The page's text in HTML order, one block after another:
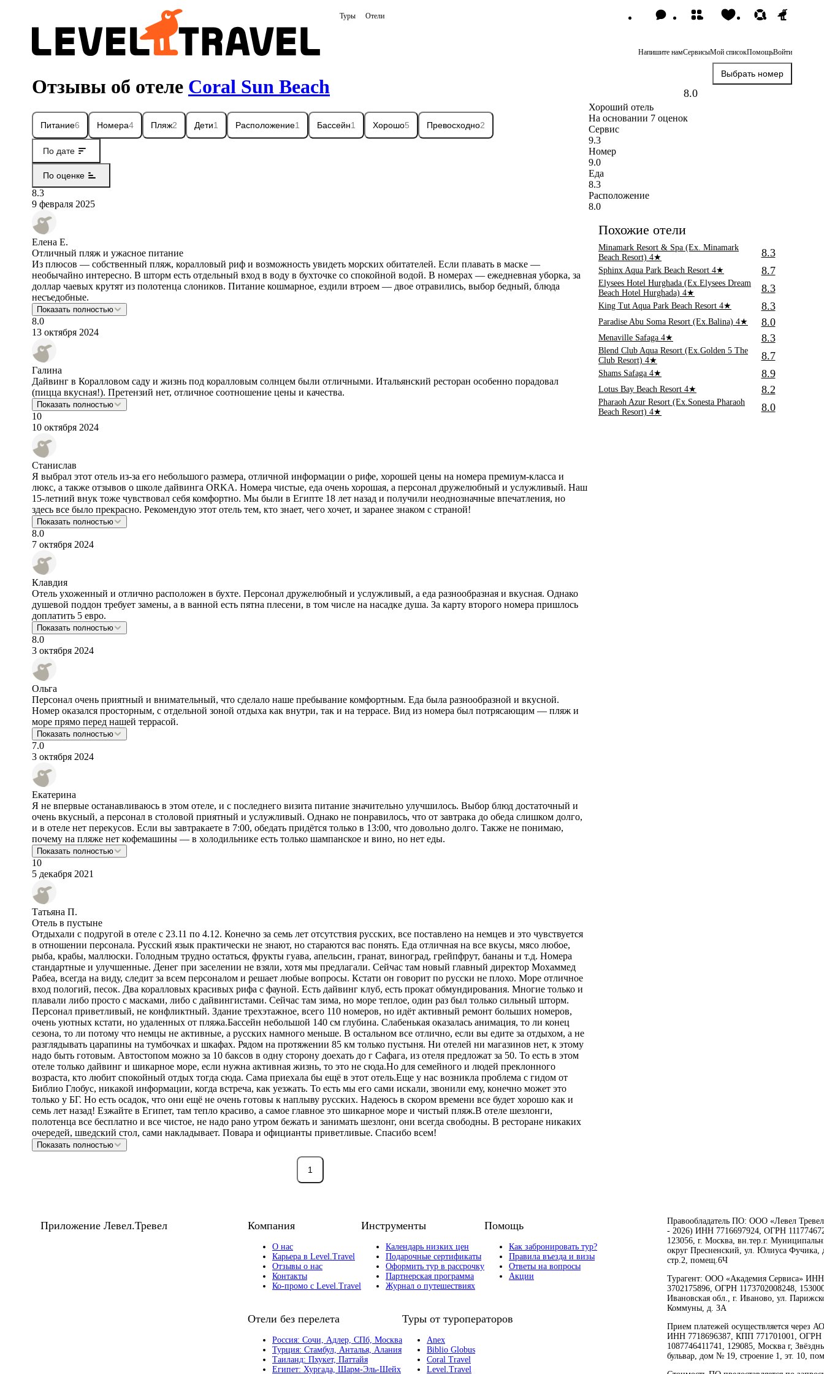
Туры Отели
Напишите намСервисыМой списокПомощьВойти
Отзывы об отеле Coral Sun Beach
Питание6 Номера4 Пляж2 Дети1 Расположение1 Бассейн1 Хорошо5 Превосходно2
По дате
По оценке
8.3
9 февраля 2025
Елена Е.
Отличный пляж и ужасное питание
Из плюсов — собственный пляж, коралловый риф и возможность увидеть морских обитателей. Если плавать в маске —
необычайно интересно. В шторм есть отдельный вход в воду в бухточке со спокойной водой. В номерах — ежедневная уборка, за
доллар чаевых крутят из полотенца слоников. Питание кошмарное, ездили втроем — двое отравились, выбор бедный, блюда
несъедобные.
Показать полностью
8.0
13 октября 2024
Галина
Дайвинг в Коралловом саду и жизнь под коралловым солнцем были отличными. Итальянский ресторан особенно порадовал
(пицца вкусная!). Претензий нет, отличное соотношение цены и качества.
Показать полностью
10
10 октября 2024
Станислав
Я выбрал этот отель из-за его небольшого размера, отличной информации о рифе, хорошей цены на номера премиум-класса и
люкс, а также отзывов о школе дайвинга ORKA. Номера чистые, еда очень хорошая, а персонал дружелюбный и услужливый. Наш
15-летний внук тоже чувствовал себя комфортно. Мы были в Египте 18 лет назад и получили неоднозначные впечатления, но
здесь все было прекрасно. Рекомендую этот отель тем, кто знает, чего хочет, и заранее знаком с страной!
Показать полностью
8.0
7 октября 2024
Клавдия
Отель ухоженный и отлично расположен в бухте. Персонал дружелюбный и услужливый, а еда разнообразная и вкусная. Однако
душевой поддон требует замены, а в ванной есть пятна плесени, в том числе на насадке душа. За карту второго номера пришлось
доплатить 5 евро.
Показать полностью
8.0
3 октября 2024
Ольга
Персонал очень приятный и внимательный, что сделало наше пребывание комфортным. Еда была разнообразной и вкусной.
Номер оказался просторным, с отдельной зоной отдыха как внутри, так и на террасе. Вид из номера был потрясающим — пляж и
море прямо перед нашей террасой.
Показать полностью
7.0
3 октября 2024
Екатерина
Я не впервые останавливаюсь в этом отеле, и с последнего визита питание значительно улучшилось. Выбор блюд достаточный и
очень вкусный, а персонал в столовой приятный и услужливый. Однако не понравилось, что от завтрака до обеда слишком долго,
и в отеле нет перекусов. Если вы завтракаете в 7:00, обедать придётся только в 13:00, что довольно долго. Также не понимаю,
почему на пляже нет кофемашины — в холодильнике есть только шампанское и вино, но нет еды.
Показать полностью
10
5 декабря 2021
Татьяна П.
Отель в пустыне
Отдыхали с подругой в отеле с 23.11 по 4.12. Конечно за семь лет отсутствия русских, все поставлено на немцев и это чувствуется
в отношении персонала. Русский язык практически не знают, но стараются вас понять. Еда отличная на все вкусы, мясо любое,
рыба, крабы, маллюски. Голодным трудно остаться, фрукты гуава, апельсин, гранат, виноград, грейпфрут, бананы и т.д. Номера
стандартные и улучшенные. Денег при заселении не взяли, хотя мы предлагали. Сейчас там новый главный директор Мохаммед
Рабеа, всегда на виду, следит за всем персоналом и решает любые вопросы. Кстати он говорит по русски не плохо. Море отличное
вход пологий, песок. Два коралловых красивых рифа с фауной. Есть дайвинг клуб, есть прокат обмундирования. Многие только и
плавали либо просто с масками, либо с дайвингистами. Сейчас там зима, но море теплое, один раз был только сильный шторм.
Персонал приветливый, не конфликтный. Здание трехэтажное, всего 110 номеров, но идёт активный ремонт больших номеров,
очень уютных кстати, но удаленных от пляжа.Бассейн небольшой 140 см глубина. Слабенькая оказалась анимация, то ли конец
сезона, то ли потому что немцы не активные, а русских намного меньше. В остальном все отлично, если вы едите за отдыхом, а не
разглядывать царапины на тумбочках и шкафах. Рядом на протяжении 85 км только пустыня. Ни отелей ни магазинов нет, к этому
надо быть готовым. Автостопом можно за 10 баксов в одну сторону доехать до г Сафага, из отеля предложат за 50. То есть в этом
отеле только дайвинг и шикарное море, если нужна активная жизнь, то это не сюда.Но для семейного и людей преклонного
возраста, кто любит спокойный отдых тогда сюда. Сама приехала бы ещё в этот отель.Еще у нас возникла проблема с гидом от
Библио Глобус, никакой информации, когда встреча, как уезжать. То есть мы его сами искали, звонили ему, конечно может это
только у БГ. Но есть осадок, что они ещё не очень готовы к наплыву русских. Надеюсь в скором времени все будет хорошо как и
семь лет назад! Езжайте в Египет, там тепло красиво, а самое главное это шикарное море и чистый пляж.В отеле шезлонги,
полотенца все бесплатно и все чистое, не надо рано утром бежать и занимать шезлонг, они всегда свободны. В ресторане никаких
очередей, шведский стол, сами накладывает. Повара и официанты приветливые. Спасибо всем!
Показать полностью
1
Выбрать номер
8.0
Хороший отель
На основании 7 оценок
Сервис
9.3
Номер
9.0
Еда
8.3
Расположение
8.0
Похожие отели
Minamark Resort & Spa (Ex. Minamark
Beach Resort) 4★ 8.3
Sphinx Aqua Park Beach Resort 4★ 8.7
Elysees Hotel Hurghada (Ex.Elysees Dream
Beach Hotel Hurghada) 4★ 8.3
King Tut Aqua Park Beach Resort 4★ 8.3
Paradise Abu Soma Resort (Ex.Balina) 4★ 8.0
Menaville Safaga 4★ 8.3
Blend Club Aqua Resort (Ex.Golden 5 The
Club Resort) 4★ 8.7
Shams Safaga 4★ 8.9
Lotus Bay Beach Resort 4★ 8.2
Pharaoh Azur Resort (Ex.Sonesta Pharaoh
Beach Resort) 4★ 8.0
Приложение Левел.Тревел Компания
О нас
Карьера в Level.Travel
Отзывы о нас
Контакты
Ко-промо с Level.Travel
Инструменты
Календарь низких цен
Подарочные сертификаты
Оформить тур в рассрочку
Партнерская программа
Журнал о путешествиях
Помощь
Как забронировать тур?
Правила въезда и визы
Ответы на вопросы
Акции
Отели без перелета
Россия: Сочи, Адлер, СПб, Москва
Турция: Стамбул, Анталья, Алания
Таиланд: Пхукет, Паттайя
Египет: Хургада, Шарм-Эль-Шейх
Туры от туроператоров
Anex
Biblio Globus
Coral Travel
Level.Travel
Правообладатель ПО: ООО «Левел
- 2026) ИНН 7716697924, ОГРН
123056, г. Москва, вн.тер.г.
округ Пресненский, ул. Юлиуса Фучика,
стр.2, помещ.6Ч
Турагент: ООО «Академия Сервиса» ИНН
3702175896, ОГРН 1173702008248,
Ивановская обл., г. Иваново, ул.
Коммуны, д. ЗА
Прием платежей осуществляется через
ИНН 7718696387, КПП 771701001, ОГРН
1087746411741, 129085, Москва г,
бульвар, дом № 19, строение 1, эт. 10,